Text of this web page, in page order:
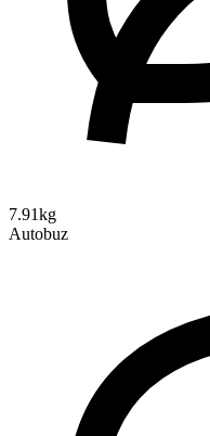
7.91kg
Autobuz